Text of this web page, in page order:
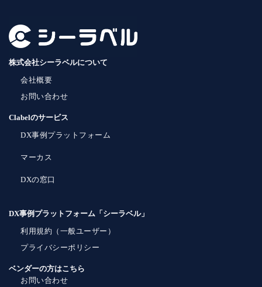
株式会社シーラベルについて
会社概要
お問い合わせ
Clabelのサービス
DX事例プラットフォーム
マーカス
DXの窓口
DX事例プラットフォーム「シーラベル」
利用規約（一般ユーザー）
プライバシーポリシー
ベンダーの方はこちら
お問い合わせ